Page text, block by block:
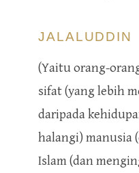
JALALUDDIN
(Yaitu orang-
sifat (yang lebih
daripada
halangi) manusia
Islam (dan